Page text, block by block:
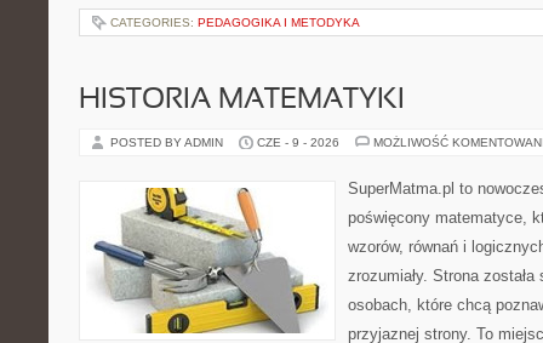
CATEGORIES: PEDAGOGIKA I METODYKA
HISTORIA MATEMATYKI
POSTED BY ADMIN CZE - 9 - 2026 MOŻLIWOŚĆ
SuperMatma.pl to
poświęcony matematyce,
wzorów, równań i
zrozumiały. Strona
osobach, które chcą
przyjaznej strony. To